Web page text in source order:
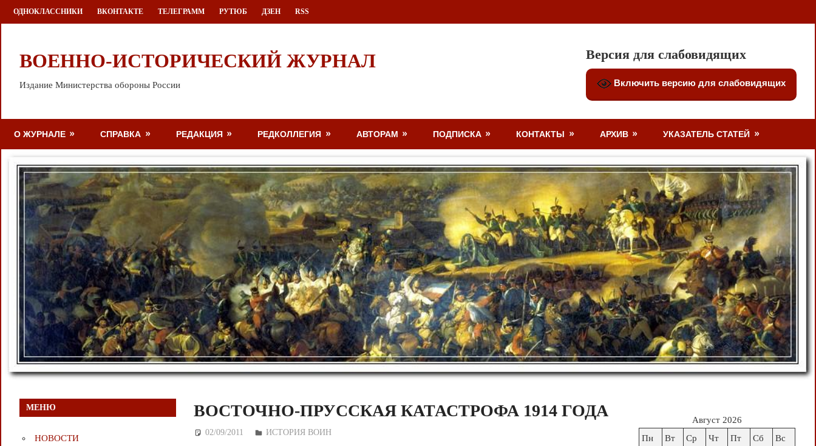
Перейти
к
ОДНОКЛАССНИКИ ВКОНТАКТЕ ТЕЛЕГРАММ РУТЮБ ДЗЕН RSS
ВОЕННО-ИСТОРИЧЕСКИЙ ЖУРНАЛ
Издание Министерства обороны России
Версия для слабовидящих
Включить версию для слабовидящих
О ЖУРНАЛЕ СПРАВКА РЕДАКЦИЯ РЕДКОЛЛЕГИЯ АВТОРАМ ПОДПИСКА КОНТАКТЫ АРХИВ УКАЗАТЕЛЬ СТАТЕЙ
ВОСТОЧНО-ПРУССКАЯ КАТАСТРОФА 1914 ГОДА
02/09/2011 Дежурный по Редакции
ИСТОРИЯ ВОИН
МЕНЮ
НОВОСТИ
Август 2026
Пн
Вт Ср Чт Пт Сб Вс